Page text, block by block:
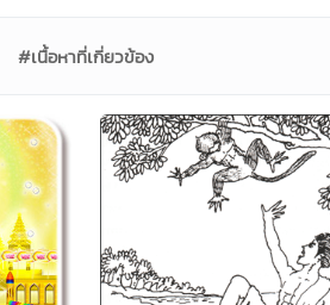
#เนื้อหาที่เกี่ยวข้อง